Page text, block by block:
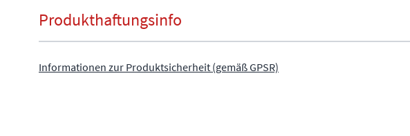
Produkthaftungsinfo
Informationen zur Produktsicherheit (gemäß GPSR)